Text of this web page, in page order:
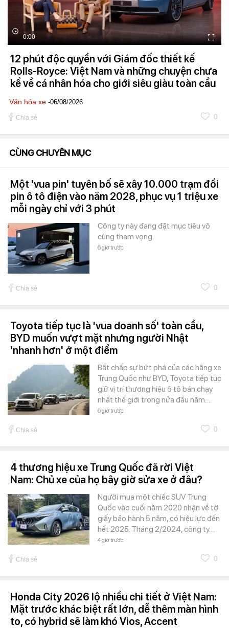
0:00
12 phút độc quyền với Giám đốc thiết kế
Rolls-Royce: Việt Nam và những chuyện chưa
kể về cá nhân hóa cho giới siêu giàu toàn cầu
Văn hóa xe -06/08/2026
Chia sẻ 0
CÙNG CHUYÊN MỤC
Một 'vua pin' tuyên bố sẽ xây 10.000 trạm đổi
pin ô tô điện vào năm 2028, phục vụ 1 triệu xe
mỗi ngày chỉ với 3 phút
Công ty này đang đặt mục tiêu vô
cùng tham vọng.
6 giờ trước
Chia sẻ 0
Toyota tiếp tục là 'vua doanh số' toàn cầu,
BYD muốn vượt mặt nhưng người Nhật
'nhanh hơn' ở một điểm
Bất chấp sự bứt phá của các hãng xe
Trung Quốc như BYD, Toyota tiếp tục
giữ vị trí thương hiệu ô tô bán chạy
nhất thế giới trong nửa đầu năm…
6 giờ trước
Chia sẻ 0
4 thương hiệu xe Trung Quốc đã rời Việt
Nam: Chủ xe của họ bây giờ sửa xe ở đâu?
Người mua một chiếc SUV Trung
Quốc vào cuối năm 2020 nhận về tờ
giấy bảo hành 5 năm, có hiệu lực đến
hết 2025. Tháng 2/2024, công ty…
4 giờ trước
Chia sẻ 0
Honda City 2026 lộ nhiều chi tiết ở Việt Nam:
Mặt trước khác biệt rất lớn, dễ thêm màn hình
to, có hybrid sẽ làm khó Vios, Accent